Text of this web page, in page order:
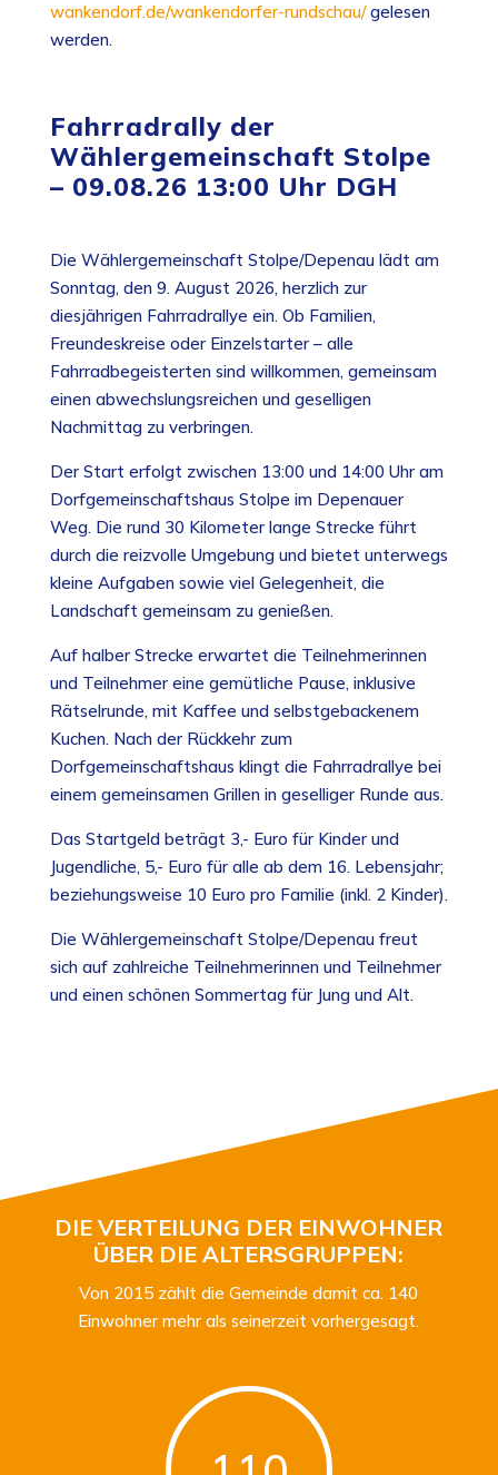
wankendorf.de/wankendorfer-rundschau/gelesen
werden.
Fahrradrally der
Wählergemeinschaft Stolpe
– 09.08.26 13:00 Uhr DGH
Die Wählergemeinschaft Stolpe/Depenau lädt am
Sonntag, den 9. August 2026, herzlich zur
diesjährigen Fahrradrallye ein. Ob Familien,
Freundeskreise oder Einzelstarter – alle
Fahrradbegeisterten sind willkommen, gemeinsam
einen abwechslungsreichen und geselligen
Nachmittag zu verbringen.
Der Start erfolgt zwischen 13:00 und 14:00 Uhr am
Dorfgemeinschaftshaus Stolpe im Depenauer
Weg. Die rund 30 Kilometer lange Strecke führt
durch die reizvolle Umgebung und bietet unterwegs
kleine Aufgaben sowie viel Gelegenheit, die
Landschaft gemeinsam zu genießen.
Auf halber Strecke erwartet die Teilnehmerinnen
und Teilnehmer eine gemütliche Pause, inklusive
Rätselrunde, mit Kaffee und selbstgebackenem
Kuchen. Nach der Rückkehr zum
Dorfgemeinschaftshaus klingt die Fahrradrallye bei
einem gemeinsamen Grillen in geselliger Runde aus.
Das Startgeld beträgt 3,- Euro für Kinder und
Jugendliche, 5,- Euro für alle ab dem 16. Lebensjahr;
beziehungsweise 10 Euro pro Familie (inkl. 2 Kinder).
Die Wählergemeinschaft Stolpe/Depenau freut
sich auf zahlreiche Teilnehmerinnen und Teilnehmer
und einen schönen Sommertag für Jung und Alt.
DIE VERTEILUNG DER EINWOHNER
ÜBER DIE ALTERSGRUPPEN:
Von 2015 zählt die Gemeinde damit ca. 140
Einwohner mehr als seinerzeit vorhergesagt.